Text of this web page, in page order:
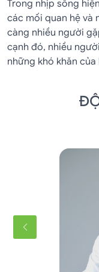
đại, áp lực từ
những biến cố cá
gặp phải các vấn đề
vẫn còn tâm lý e
bản thân với